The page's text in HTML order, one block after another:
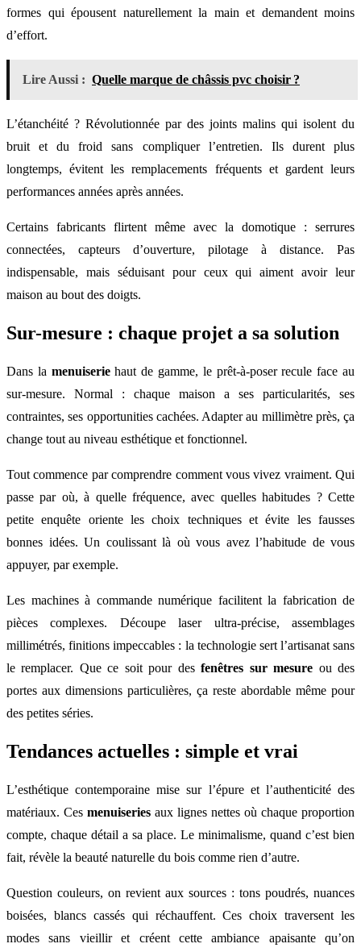
formes qui épousent naturellement la main et demandent moins
d’effort.
Lire Aussi : Quelle marque de châssis pvc choisir ?
L’étanchéité ? Révolutionnée par des joints malins qui isolent du
bruit et du froid sans compliquer l’entretien. Ils durent plus
longtemps, évitent les remplacements fréquents et gardent leurs
performances années après années.
Certains fabricants flirtent même avec la domotique : serrures
connectées, capteurs d’ouverture, pilotage à distance. Pas
indispensable, mais séduisant pour ceux qui aiment avoir leur
maison au bout des doigts.
Sur-mesure : chaque projet a sa solution
Dans la menuiseriehaut de gamme, le prêt-à-poser recule face au
sur-mesure. Normal : chaque maison a ses particularités, ses
contraintes, ses opportunities cachées. Adapter au millimètre près, ça
change tout au niveau esthétique et fonctionnel.
Tout commence par comprendre comment vous vivez vraiment. Qui
passe par où, à quelle fréquence, avec quelles habitudes ? Cette
petite enquête oriente les choix techniques et évite les fausses
bonnes idées. Un coulissant là où vous avez l’habitude de vous
appuyer, par exemple.
Les machines à commande numérique facilitent la fabrication de
pièces complexes. Découpe laser ultra-précise, assemblages
millimétrés, finitions impeccables : la technologie sert l’artisanat sans
le remplacer. Que ce soit pour desfenêtres sur mesure ou des
portes aux dimensions particulières, ça reste abordable même pour
des petites séries.
Tendances actuelles : simple et vrai
L’esthétique contemporaine mise sur l’épure et l’authenticité des
matériaux. Ces menuiseries aux lignes nettes où chaque proportion
compte, chaque détail a sa place. Le minimalisme, quand c’est bien
fait, révèle la beauté naturelle du bois comme rien d’autre.
Question couleurs, on revient aux sources : tons poudrés, nuances
boisées, blancs cassés qui réchauffent. Ces choix traversent les
modes sans vieillir et créent cette ambiance apaisante qu’on